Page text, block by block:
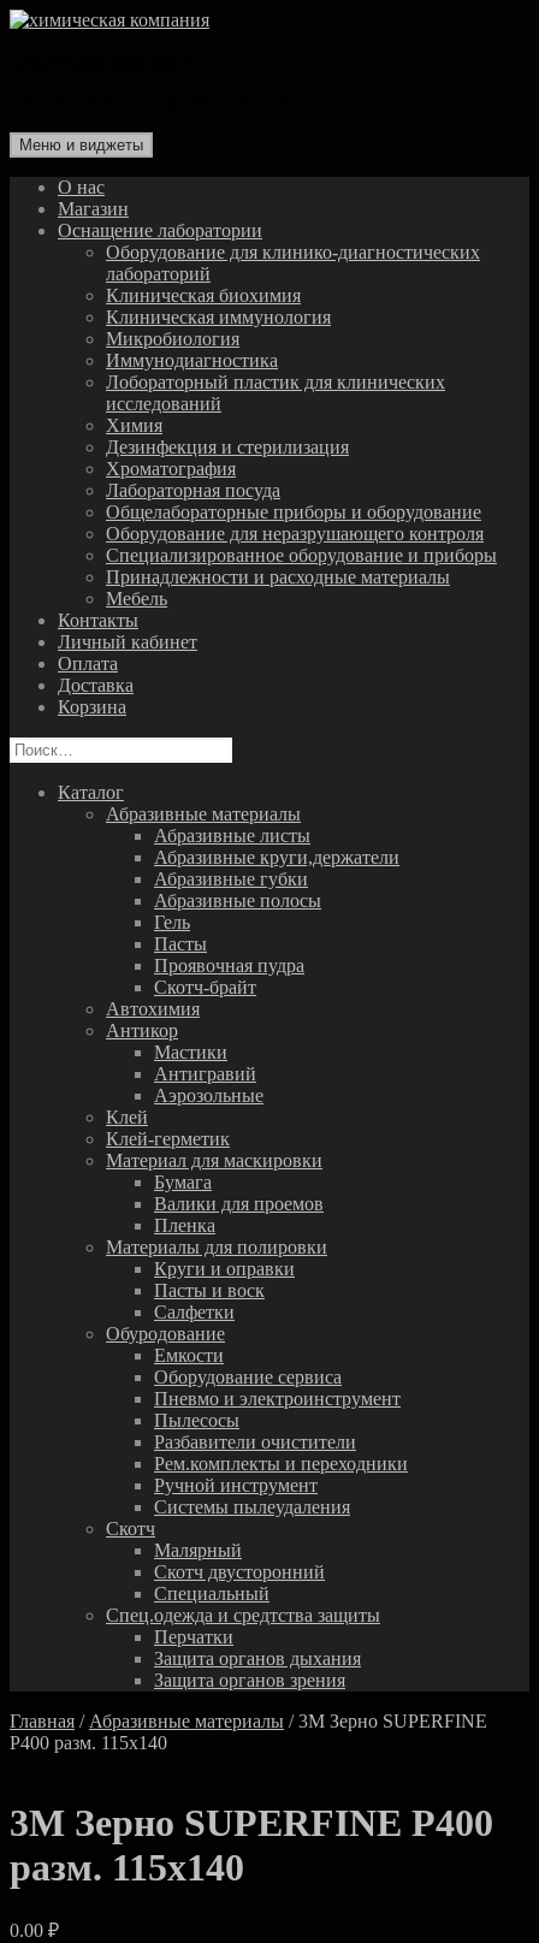
Перейти
Меню и виджеты
О нас
Магазин
Оснащение лаборатории
Оборудование для клинико-диагностических
лабораторий
Клиническая биохимия
Клиническая иммунология
Микробиология
Иммунодиагностика
Лобораторный пластик для клинических
исследований
Химия
Дезинфекция и стерилизация
Хроматография
Лабораторная посуда
Общелабораторные приборы и оборудование
Оборудование для неразрушающего контроля
Специализированное оборудование и приборы
Принадлежности и расходные материалы
Мебель
Контакты
Личный кабинет
Оплата
Доставка
Корзина
Найти:
Каталог
Абразивные материалы
Абразивные листы
Абразивные круги,держатели
Абразивные губки
Абразивные полосы
Гель
Пасты
Проявочная пудра
Скотч-брайт
Автохимия
Антикор
Мастики
Антигравий
Аэрозольные
Клей
Клей-герметик
Материал для маскировки
Бумага
Валики для проемов
Пленка
Материалы для полировки
Круги и оправки
Пасты и воск
Салфетки
Обуродование
Емкости
Оборудование сервиса
Пневмо и электроинструмент
Пылесосы
Разбавители очистители
Рем.комплекты и переходники
Ручной инструмент
Системы пылеудаления
Скотч
Малярный
Скотч двусторонний
Специальный
Спец.одежда и средтства защиты
Перчатки
Защита органов дыхания
Защита органов зрения
Главная / Абразивные материалы / 3M Зерно SUPERFINE
Р400 разм. 115х140
3M Зерно SUPERFINE Р400
разм. 115х140
0.00 ₽